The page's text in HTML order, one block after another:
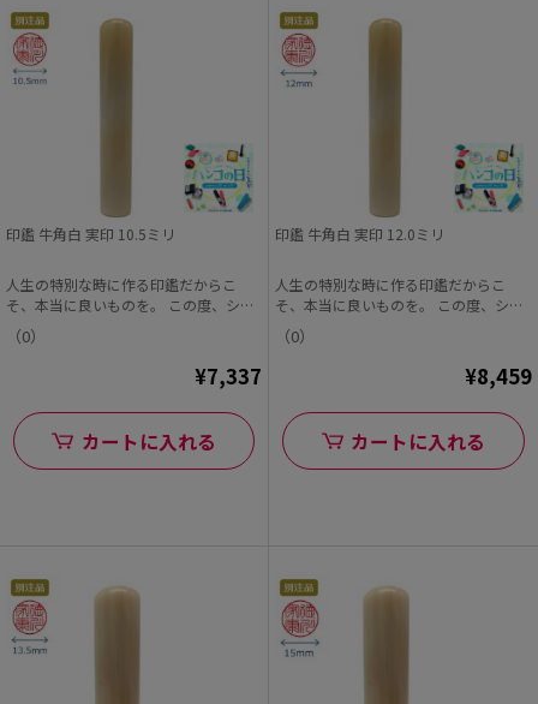
印鑑 牛角白 実印 10.5ミリ
人生の特別な時に作る印鑑だからこ
そ、本当に良いものを。 この度、シヤ
チハタオフィシャル...
（0）
¥7,337
カートに入れる
印鑑 牛角白 実印 12.0ミリ
人生の特別な時に作る印鑑だからこ
そ、本当に良いものを。 この度、シヤ
チハタオフィシャル...
（0）
¥8,459
カートに入れる